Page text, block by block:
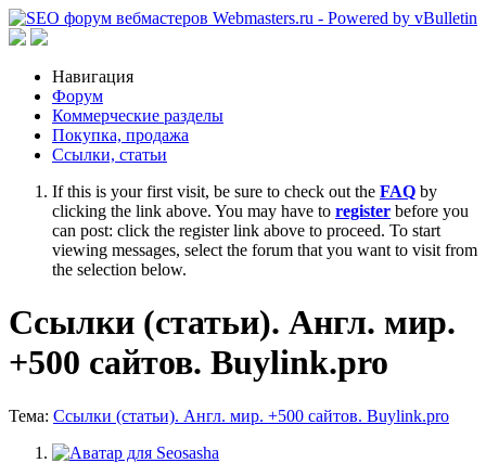
Навигация
Форум
Коммерческие разделы
Покупка, продажа
Ссылки, статьи
If this is your first visit, be sure to check out the FAQ by
clicking the link above. You may have to register before you
can post: click the register link above to proceed. To start
viewing messages, select the forum that you want to visit from
the selection below.
Ссылки (статьи). Англ. мир.
+500 сайтов. Buylink.pro
Тема: Ссылки (статьи). Англ. мир. +500 сайтов. Buylink.pro